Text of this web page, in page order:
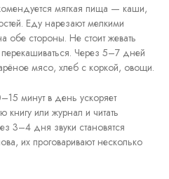
мягкая пища — каши,
Еду нарезают мелкими
обе стороны. Не стоит жевать
Через 5–7 дней
мясо, хлеб с коркой, овощи.
минут в день ускоряет
или журнал и читать
3–4 дня звуки становятся
их проговаривают несколько